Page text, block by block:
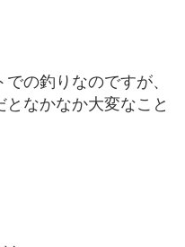
の釣りなのですが、
なかなか大変なこと